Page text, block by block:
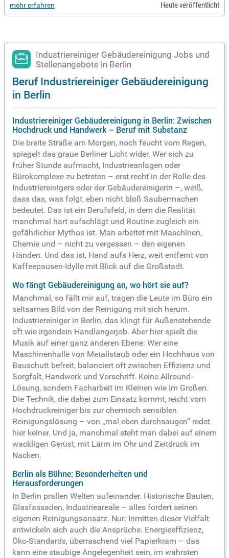
mehr erfahren Heute veröffentlicht
Industriereiniger Gebäudereinigung Jobs und
Stellenangebote in Berlin
Beruf Industriereiniger Gebäudereinigung
in Berlin
Industriereiniger Gebäudereinigung in Berlin: Zwischen
Hochdruck und Handwerk – Beruf mit Substanz
Die breite Straße am Morgen, noch feucht vom Regen,
spiegelt das graue Berliner Licht wider. Wer sich zu
früher Stunde aufmacht, Industrieanlagen oder
Bürokomplexe zu betreten – erst recht in der Rolle des
Industriereinigers oder der Gebäudereinigerin –, weiß,
dass das, was folgt, eben nicht bloß Saubermachen
bedeutet. Das ist ein Berufsfeld, in dem die Realität
manchmal hart aufschlägt und Routine zugleich ein
gefährlicher Mythos ist. Man arbeitet mit Maschinen,
Chemie und – nicht zu vergessen – den eigenen
Händen. Und das ist, Hand aufs Herz, weit entfernt von
Kaffeepausen-Idylle mit Blick auf die Großstadt.
Wo fängt Gebäudereinigung an, wo hört sie auf?
Manchmal, so fällt mir auf, tragen die Leute im Büro ein
seltsames Bild von der Reinigung mit sich herum.
Industriereiniger in Berlin, das klingt für Außenstehende
oft wie irgendein Handlangerjob. Aber hier spielt die
Musik auf einer ganz anderen Ebene: Wer eine
Maschinenhalle von Metallstaub oder ein Hochhaus von
Bauschutt befreit, balanciert oft zwischen Effizienz und
Sorgfalt, Handwerk und Vorschrift. Keine Allround-
Lösung, sondern Facharbeit im Kleinen wie im Großen.
Die Technik, die dabei zum Einsatz kommt, reicht vom
Hochdruckreiniger bis zur chemisch sensiblen
Reinigungslösung – von „mal eben durchsaugen“ redet
hier keiner. Und ja, manchmal steht man dabei auf einem
wackligen Gerüst, mit Lärm im Ohr und Zeitdruck im
Nacken.
Berlin als Bühne: Besonderheiten und
Herausforderungen
In Berlin prallen Welten aufeinander. Historische Bauten,
Glasfassaden, Industrieareale – alles fordert seinen
eigenen Reinigungsansatz. Nur: Inmitten dieser Vielfalt
entwickeln sich auch die Ansprüche. Energieeffizienz,
Öko-Standards, überraschend viel Papierkram – das
kann eine staubige Angelegenheit sein, im wahrsten